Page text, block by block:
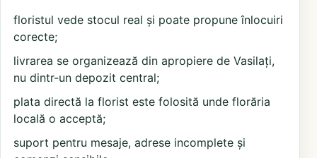
floristul vede stocul real și poate propune înlocuiri
corecte;
livrarea se organizează din apropiere de Vasilați,
nu dintr-un depozit central;
plata directă la florist este folosită unde florăria
locală o acceptă;
suport pentru mesaje, adrese incomplete și